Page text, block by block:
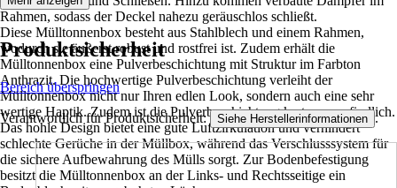
Rahmen, sodass der Deckel nahezu geräuschlos schließt.
Diese Mülltonnenbox besteht aus Stahlblech und einem Rahmen,
wodurch sie äußerst robust und rostfrei ist. Zudem erhält die
Mülltonnenbox eine Pulverbeschichtung mit Struktur im Farbton
Anthrazit. Die hochwertige Pulverbeschichtung verleiht der
Mülltonnenbox nicht nur Ihren edlen Look, sondern auch eine sehr
wertige Haptik. Zudem ist die Pulverbeschichtung kratzunempfindlich.
Das hohle Design bietet eine gute Luftzirkulation und verhindert
schlechte Gerüche in der Müllbox, während das Verschlusssystem für
die sichere Aufbewahrung des Mülls sorgt. Zur Bodenbefestigung
besitzt die Mülltonnenbox an der Links- und Rechtsseitige ein
Produktsicherheit
Bereich überspringen
Verantwortlich für Produktsicherheit: Siehe Herstellerinformationen .